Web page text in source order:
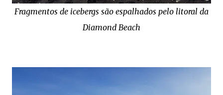
Fragmentos de icebergs são espalhados pelo litoral da
Diamond Beach